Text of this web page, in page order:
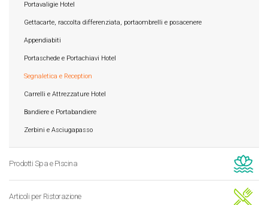
Portavaligie Hotel
Gettacarte, raccolta differenziata, portaombrelli e posacenere
Appendiabiti
Portaschede e Portachiavi Hotel
Segnaletica e Reception
Carrelli e Attrezzature Hotel
Bandiere e Portabandiere
Zerbini e Asciugapasso
Prodotti Spa e Piscina
Articoli per Ristorazione